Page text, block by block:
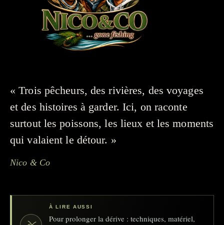
« Trois pêcheurs, des rivières, des voyages
et des histoires à garder. Ici, on raconte
surtout les poissons, les lieux et les moments
qui valaient le détour. »
Nico & Co
À LIRE AUSSI
Pour prolonger la dérive : techniques, matériel,